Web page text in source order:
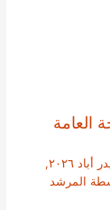
العامة
٢٠٢٦
,
المرشد